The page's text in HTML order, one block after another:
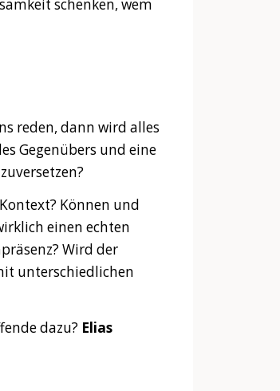
schenken, wem
reden, dann wird alles
Gegenübers und eine
Können und
einen echten
Wird der
unterschiedlichen
dazu? Elias